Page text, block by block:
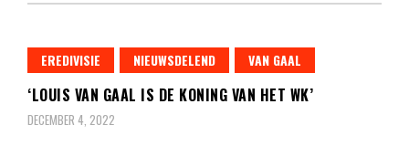
EREDIVISIE NIEUWSDELEND VAN GAAL
‘LOUIS VAN GAAL IS DE KONING VAN HET WK’
DECEMBER 4, 2022